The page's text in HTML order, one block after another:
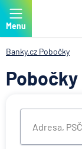
Menu
Banky.cz Pobočky
Pobočky